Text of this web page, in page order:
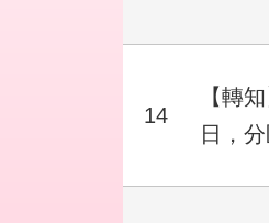
14
【轉
日，